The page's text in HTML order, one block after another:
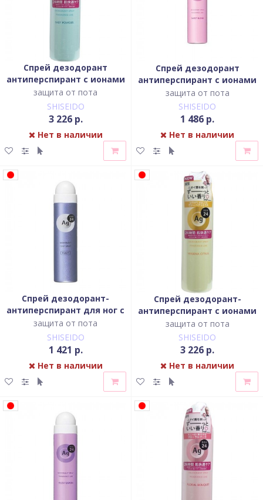
Спрей дезодорант
антиперспирант с ионами
серебра с лёгким
цветочным ароматом
детской присыпки
защита от пота
SHISEIDO
3 226 р.
Нет в наличии
Спрей дезодорант
антиперспирант с ионами
серебра со сладким
ароматом
защита от пота
SHISEIDO
1 486 р.
Нет в наличии
Спрей дезодорант-
антиперспирант для ног с
ионами серебра без
запаха
защита от пота
SHISEIDO
1 421 р.
Нет в наличии
Спрей дезодорант-
антиперспирант с ионами
серебра с ароматом
вербены и цитрусов
защита от пота
SHISEIDO
3 226 р.
Нет в наличии